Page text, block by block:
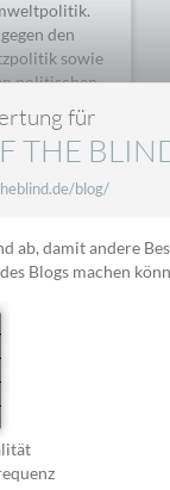
für
THE
blog/
ab, damit andere
Blogs machen
den
sowie
politischen
kritisch
hier ein
der
Theorie
Keynes